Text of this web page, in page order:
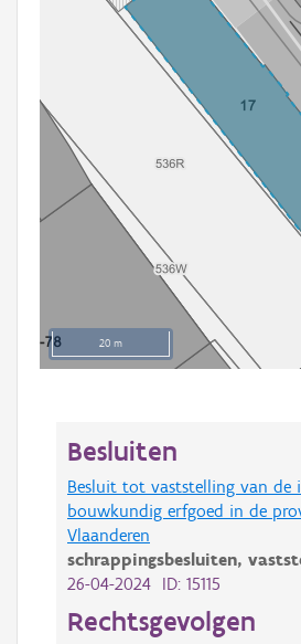
20 m
Besluiten
Besluit tot vaststelling van de
bouwkundig erfgoed in de
Vlaanderen
schrappingsbesluiten,
26-04-2024 ID: 15115
Rechtsgevolgen